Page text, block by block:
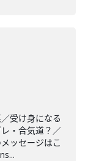
受け身になる
・合気道？／
ッセージはこ